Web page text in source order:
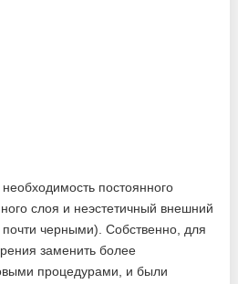
постоянного
слоя и неэстетичный внешний
почти черными). Собственно, для
заменить более
процедурами, и были